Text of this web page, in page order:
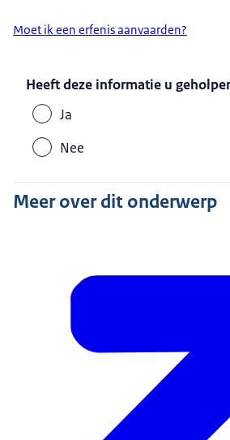
Moet ik een erfenis aanvaarden?
Heeft deze informatie u
Ja
Nee
Meer over dit onderwerp